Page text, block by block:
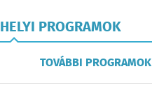
HELYI PROGRAMOK
TOVÁBBI PROGRAMOK